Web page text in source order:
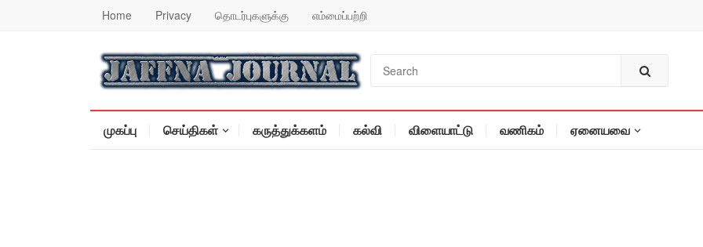
Home Privacy தொடர்புகளுக்கு எம்மைப்பற்றி
முகப்பு செய்திகள் கருத்துக்களம் கல்வி விளையாட்டு வணிகம் ஏனையவை